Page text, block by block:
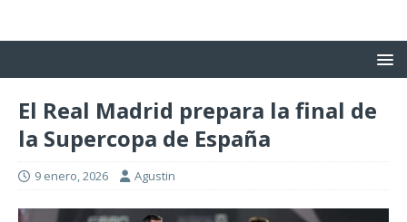
El Real Madrid prepara la final de
la Supercopa de España
9 enero, 2026 Agustin